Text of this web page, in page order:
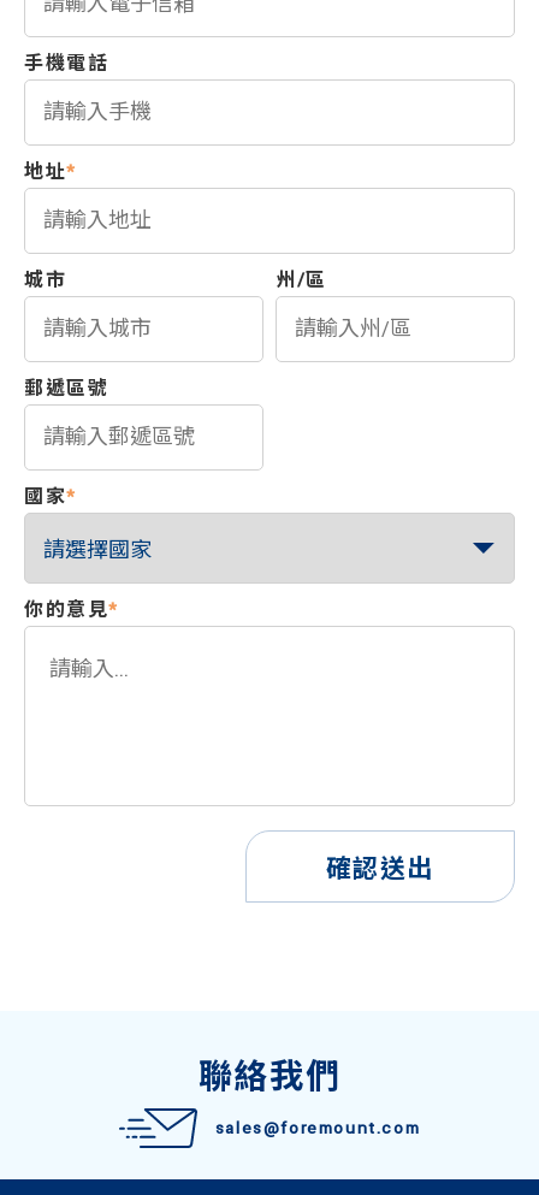
手機電話
地址*
城市 州/區
郵遞區號
國家*
你的意見*
確認送出
聯絡我們
sales@foremount.com